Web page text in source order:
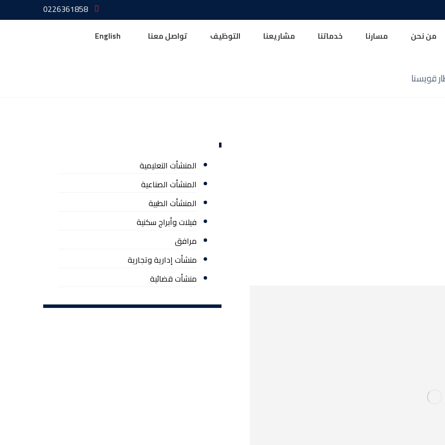
0226361858
من نحن مسارنا خدماتنا مشاريعنا التوظيف تواصل معنا English
قويسنا
المنشأت التعليمية
المنشأت الصناعية
المنشأت الطبية
فيلات وأبراج سكنية
مرافق
منشأت إدارية وتجارية
منشأت قضائية